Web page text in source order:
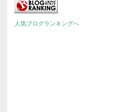
人気ブログランキングへ